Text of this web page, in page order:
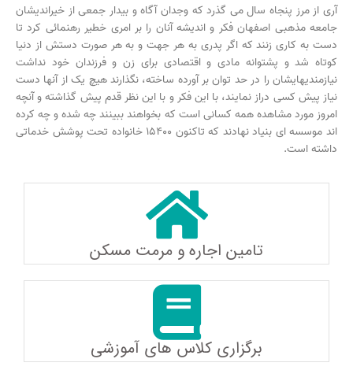
آری از مرز پنجاه سال می گذرد که وجدان آگاه و بیدار جمعی از خیراندیشان
جامعه مذهبی اصفهان فکر و اندیشه آنان را بر امری خطیر رهنمائی کرد تا
دست به کاری زنند که اگر پدری به هر جهت و به هر صورت دستش از دنیا
کوتاه شد و پشتوانه مادی و اقتصادی برای زن و فرزندان خود نداشت
نیازمندیهایشان را در حد توان بر آورده ساخته، نگذارند هیچ یک از آنها دست
نیاز پیش کسی دراز نمایند، با این فکر و با این نظر قدم پیش گذاشته و آنچه
امروز مورد مشاهده همه کسانی است که بخواهند ببینند چه شده و چه کرده
اند موسسه ای بنیاد نهادند که تاکنون ۱۵۴۰۰ خانواده تحت پوشش خدماتی
داشته است.
تامین اجاره و مرمت مسکن
برگزاری کلاس های آموزشی